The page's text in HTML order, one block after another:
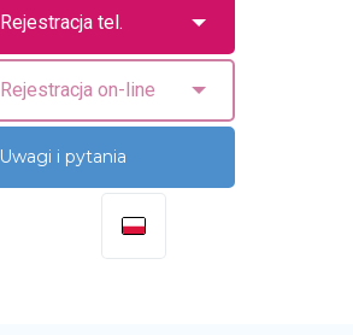
Uwagi i pytania